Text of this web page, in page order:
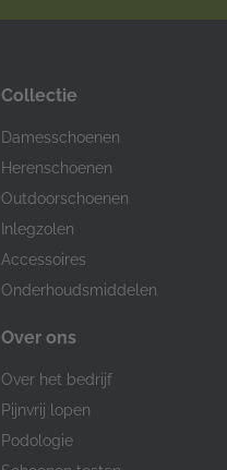
Collectie
Damesschoenen
Herenschoenen
Outdoorschoenen
Inlegzolen
Accessoires
Onderhoudsmiddelen
Over ons
Over het bedrijf
Pijnvrij lopen
Podologie